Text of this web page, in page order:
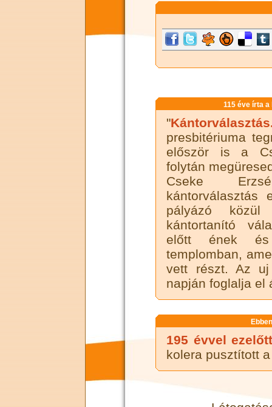
115 éve írta a
"
presbitériuma
először is a
folytán
Cseke
kántorválasztás
pályázó
kántortanító
előtt ének
templomban,
vett részt. Az uj
napján foglalja el
195 évvel
kolera pusztított